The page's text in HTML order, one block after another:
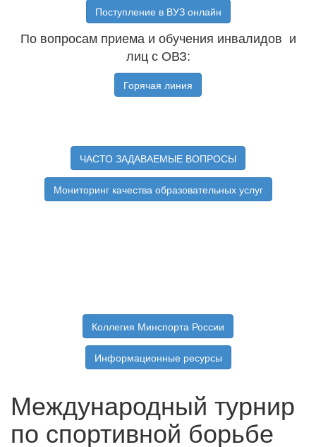
Поступление в ВУЗ онлайн
По вопросам приема и обучения инвалидов и
лиц с ОВЗ:
Горячая линия
ЧАСТО ЗАДАВАЕМЫЕ ВОПРОСЫ
Мониторинг качества образовательных услуг
Коллегия Минспорта России
Информационные ресурсы
Международный турнир
по спортивной борьбе